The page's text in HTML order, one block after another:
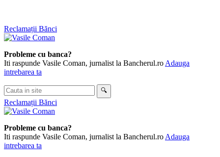
Skip
to
Reclamații Bănci
Probleme cu banca?
Iti raspunde Vasile Coman, jurnalist la Bancherul.ro Adauga
intrebarea ta
Cauta
in
site
🔍
Reclamații Bănci
Probleme cu banca?
Iti raspunde Vasile Coman, jurnalist la Bancherul.ro Adauga
intrebarea ta